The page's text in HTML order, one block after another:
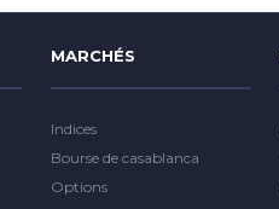
MARCHÉS
Indices
Bourse de casablanca
Options